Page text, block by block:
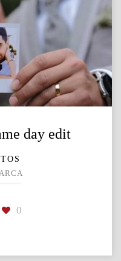
day edit
0